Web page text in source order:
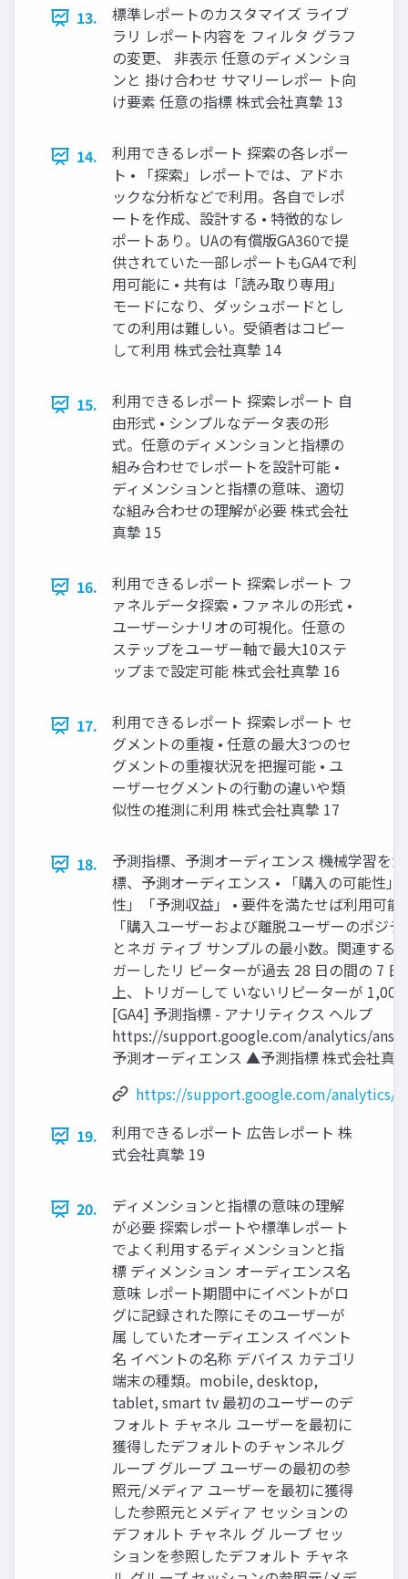
13.
標準レポートのカスタマイズ ライブ
ラリ レポート内容を フィルタ グラフ
の変更、 非表示 任意のディメンショ
ンと 掛け合わせ サマリーレポー ト向
け要素 任意の指標 株式会社真摯 13
14.
利用できるレポート 探索の各レポー
ト • 「探索」レポートでは、アドホ
ックな分析などで利用。各自でレポ
ートを作成、設計する • 特徴的なレ
ポートあり。UAの有償版GA360で提
供されていた一部レポートもGA4で利
用可能に • 共有は「読み取り専用」
モードになり、ダッシュボードとし
ての利用は難しい。受領者はコピー
して利用 株式会社真摯 14
15.
利用できるレポート 探索レポート 自
由形式 • シンプルなデータ表の形
式。任意のディメンションと指標の
組み合わせでレポートを設計可能 •
ディメンションと指標の意味、適切
な組み合わせの理解が必要 株式会社
真摯 15
16.
利用できるレポート 探索レポート フ
ァネルデータ探索 • ファネルの形式 •
ユーザーシナリオの可視化。任意の
ステップをユーザー軸で最大10ステ
ップまで設定可能 株式会社真摯 16
17.
利用できるレポート 探索レポート セ
グメントの重複 • 任意の最大3つのセ
グメントの重複状況を把握可能 • ユ
ーザーセグメントの行動の違いや類
似性の推測に利用 株式会社真摯 17
18.
予測指標、予測オーディエンス 機械学習を
標、予測オーディエンス • 「購入の可能性」
性」「予測収益」 • 要件を満たせば利用可能
「購入ユーザーおよび離脱ユーザーのポジ
とネガ ティブ サンプルの最小数。関連する
ガーしたリ ピーターが過去 28 日の間の 7
上、トリガーして いないリピーターが
[GA4] 予測指標 - アナリティクス ヘルプ
https://support.google.com/analytics/
予測オーディエンス ▲予測指標 株式会社真
https://support.google.com/analytics/
19.
利用できるレポート 広告レポート 株
式会社真摯 19
20.
ディメンションと指標の意味の理解
が必要 探索レポートや標準レポート
でよく利用するディメンションと指
標 ディメンション オーディエンス名
意味 レポート期間中にイベントがロ
グに記録された際にそのユーザーが
属 していたオーディエンス イベント
名 イベントの名称 デバイス カテゴリ
端末の種類。mobile, desktop,
tablet, smart tv 最初のユーザーのデ
フォルト チャネル ユーザーを最初に
獲得したデフォルトのチャンネルグ
ループ グループ ユーザーの最初の参
照元/メディア ユーザーを最初に獲得
した参照元とメディア セッションの
デフォルト チャネル グ ループ セッ
ションを参照したデフォルト チャネ